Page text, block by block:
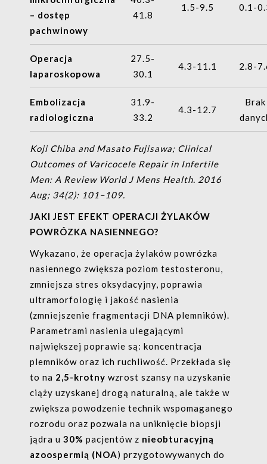
– dostęp
pachwinowy
41.8
1.5-9.5 0.1-
Operacja
laparoskopowa
27.5-
30.1
4.3-11.1 2.8-
Embolizacja
radiologiczna
31.9-
33.2
4.3-12.7
Brak
Koji Chiba and Masato Fujisawa; Clinical
Outcomes of Varicocele Repair in Infertile
Men: A Review World J Mens Health. 2016
Aug; 34(2): 101–109.
JAKI JEST EFEKT OPERACJI ŻYLAKÓW
POWRÓZKA NASIENNEGO?
Wykazano, że operacja żylaków powrózka
nasiennego zwiększa poziom testosteronu,
zmniejsza stres oksydacyjny, poprawia
ultramorfologię i jakość nasienia
(zmniejszenie fragmentacji DNA plemników).
Parametrami nasienia ulegającymi
największej poprawie są: koncentracja
plemników oraz ich ruchliwość. Przekłada się
to na 2,5-krotny wzrost szansy na uzyskanie
ciąży uzyskanej drogą naturalną, ale także w
zwiększa powodzenie technik wspomaganego
rozrodu oraz pozwala na uniknięcie biopsji
jądra u 30% pacjentów z nieobturacyjną
azoospermią (NOA) przygotowywanych do